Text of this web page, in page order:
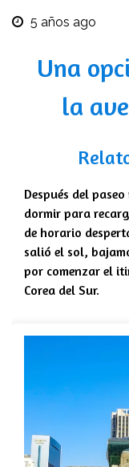
5 años ago
Una
la
Después del
dormir para
de horario
salió el sol,
por comenzar el
Corea del Sur.